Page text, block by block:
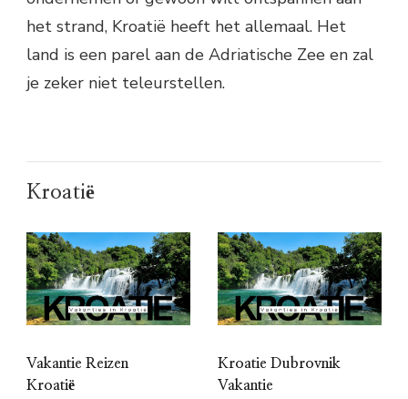
het strand, Kroatië heeft het allemaal. Het
land is een parel aan de Adriatische Zee en zal
je zeker niet teleurstellen.
Kroatië
Vakantie Reizen
Kroatië
Kroatie Dubrovnik
Vakantie